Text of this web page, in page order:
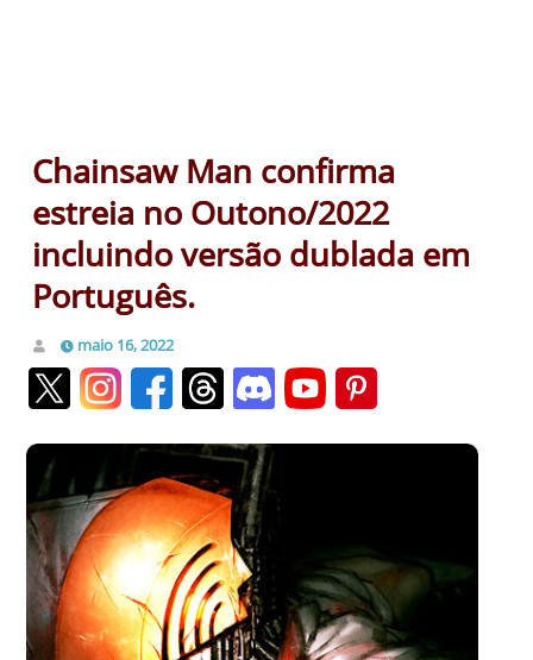
Chainsaw Man confirma
estreia no Outono/2022
incluindo versão dublada em
Português.
maio 16, 2022